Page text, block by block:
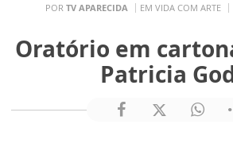
POR TV APARECIDA EM VIDA COM ARTE
Oratório em
Patricia